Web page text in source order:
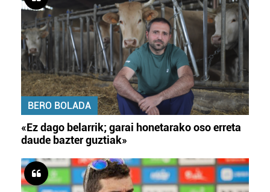
BERO BOLADA
«Ez dago belarrik; garai honetarako oso erreta
daude bazter guztiak»